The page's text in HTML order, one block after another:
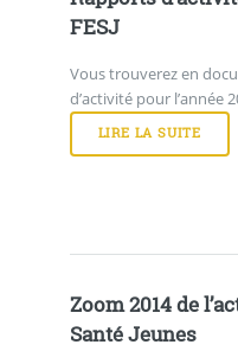
FESJ
Vous trouverez en
d’activité pour l’année
LIRE LA SUITE
Zoom 2014 de
Santé Jeunes